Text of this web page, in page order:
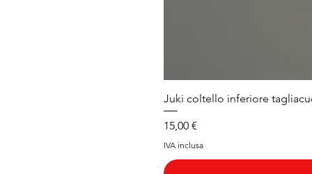
Juki coltello inferiore
Prezzo
15,00 €
IVA inclusa